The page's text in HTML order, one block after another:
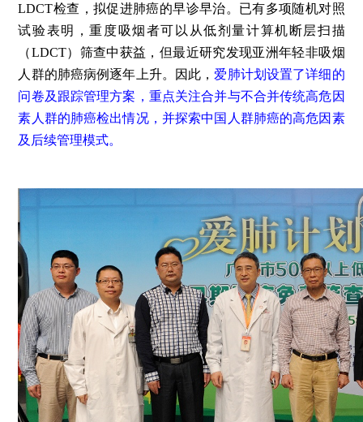
LDCT检查，拟促进肺癌的早诊早治。已有多项随机对照
试验表明，重度吸烟者可以从低剂量计算机断层扫描
（LDCT）筛查中获益，但最近研究发现亚洲年轻非吸烟
人群的肺癌病例逐年上升。因此， 爱肺计划设置了详细的
问卷及跟踪管理方案，重点关注合并与不合并传统高危因
素人群的肺癌检出情况，并探索中国人群肺癌的高危因素
及后续管理模式。